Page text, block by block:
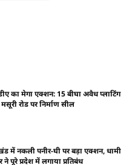
का मेगा एक्शन: 15 बीघा अवैध प्लाटिंग
रोड पर निर्माण सील
में नकली पनीर-घी पर बड़ा एक्शन, धामी
ने पूरे प्रदेश में लगाया प्रतिबंध